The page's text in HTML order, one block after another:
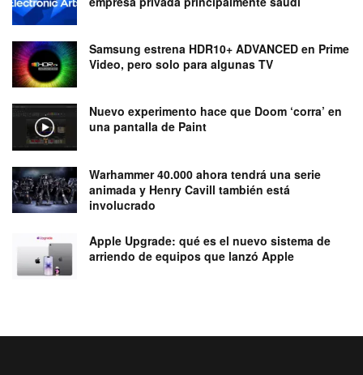
Samsung estrena HDR10+ ADVANCED en Prime
Video, pero solo para algunas TV
Nuevo experimento hace que Doom ‘corra’ en
una pantalla de Paint
Warhammer 40.000 ahora tendrá una serie
animada y Henry Cavill también está
involucrado
Apple Upgrade: qué es el nuevo sistema de
arriendo de equipos que lanzó Apple